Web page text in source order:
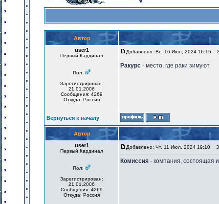
Автор
user1
Первый Кардинал
Пол:
Зарегистрирован:
21.01.2006
Сообщения: 4269
Откуда: Россия
Добавлено: Вс, 16 Июн, 2024 16:15
Ракурс - место, где раки зимуют
Вернуться к началу
Автор
user1
Первый Кардинал
Пол:
Зарегистрирован:
21.01.2006
Сообщения: 4269
Откуда: Россия
Добавлено: Чт, 11 Июл, 2024 19:10
Комиссия - компания, состоящая